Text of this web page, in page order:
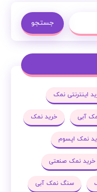
جستجو
اینترنتی نمک
آبی خرید نمک
نمک اپسوم
خرید نمک صنعتی
سنگ نمک آبی